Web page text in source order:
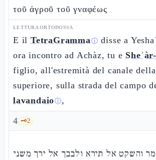
τοῦ ἀγροῦ τοῦ γναφέως
LETTURA ORTODOSSA
E il TetraGrammaⓘ disse a
ora incontro ad Achàz, tu e
figlio, all'estremità del canale
superiore, sulla strada del campo
lavandaioⓘ,
4 🗝️2
והשקט אל תירא ולבבך אל ירך משני